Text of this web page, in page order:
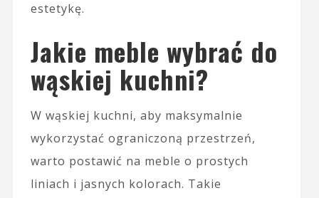
estetykę.
Jakie meble wybrać do
wąskiej kuchni?
W wąskiej kuchni, aby maksymalnie
wykorzystać ograniczoną przestrzeń,
warto postawić na meble o prostych
liniach i jasnych kolorach. Takie